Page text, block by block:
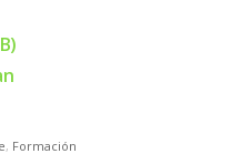
, Formación